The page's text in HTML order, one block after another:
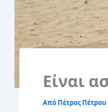
Είναι
Από Πέτρος Πέτρου